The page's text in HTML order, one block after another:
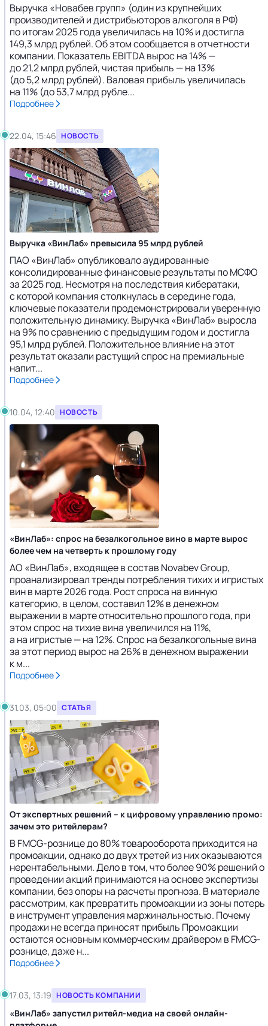
Выручка «Новабев групп» (один из крупнейших
производителей и дистрибьюторов алкоголя в РФ)
по итогам 2025 года увеличилась на 10% и достигла
149,3 млрд рублей. Об этом сообщается в отчетности
компании. Показатель EBITDA вырос на 14% —
до 21,2 млрд рублей, чистая прибыль — на 13%
(до 5,2 млрд рублей). Валовая прибыль увеличилась
на 11% (до 53,7 млрд рубле...
Подробнее
22.04, 15:46 НОВОСТЬ
Выручка «ВинЛаб» превысила 95 млрд рублей
ПАО «ВинЛаб» опубликовало аудированные
консолидированные финансовые результаты по МСФО
за 2025 год. Несмотря на последствия кибератаки,
с которой компания столкнулась в середине года,
ключевые показатели продемонстрировали уверенную
положительную динамику. Выручка «ВинЛаб» выросла
на 9% по сравнению с предыдущим годом и достигла
95,1 млрд рублей. Положительное влияние на этот
результат оказали растущий спрос на премиальные
напит...
Подробнее
10.04, 12:40 НОВОСТЬ
«ВинЛаб»: спрос на безалкогольное вино в марте вырос
более чем на четверть к прошлому году
АО «ВинЛаб», входящее в состав Novabev Group,
проанализировал тренды потребления тихих и игристых
вин в марте 2026 года. Рост спроса на винную
категорию, в целом, составил 12% в денежном
выражении в марте относительно прошлого года, при
этом спрос на тихие вина увеличился на 11%,
а на игристые — на 12%. Спрос на безалкогольные вина
за этот период вырос на 26% в денежном выражении
к м...
Подробнее
31.03, 05:00 СТАТЬЯ
От экспертных решений – к цифровому управлению промо:
зачем это ритейлерам?
В FMCG-рознице до 80% товарооборота приходится на
промоакции, однако до двух третей из них оказываются
нерентабельными. Дело в том, что более 90% решений о
проведении акций принимаются на основе экспертизы
компании, без опоры на расчеты прогноза. В материале
рассмотрим, как превратить промоакции из зоны потерь
в инструмент управления маржинальностью. Почему
продажи не всегда приносят прибыль Промоакции
остаются основным коммерческим драйвером в FMCG-
рознице, даже н...
Подробнее
17.03, 13:19 НОВОСТЬ КОМПАНИИ
«ВинЛаб» запустил ритейл-медиа на своей онлайн-